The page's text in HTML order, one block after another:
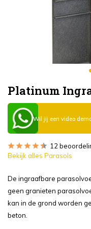
Platinum
Wil jij een video
12
Bekijk alles Parasols
De ingraafbare
geen granieten
kan in de grond worden
beton.